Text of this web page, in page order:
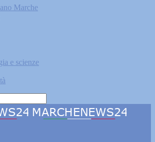
Marche
e scienze